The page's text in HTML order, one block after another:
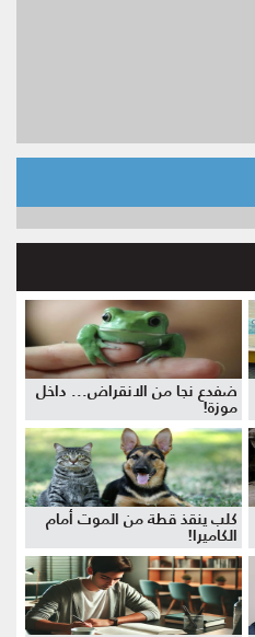
ضفدع نجا من الانقراض... داخل
موزة!
كلب ينقذ قطة من الموت أمام
الكاميرا!